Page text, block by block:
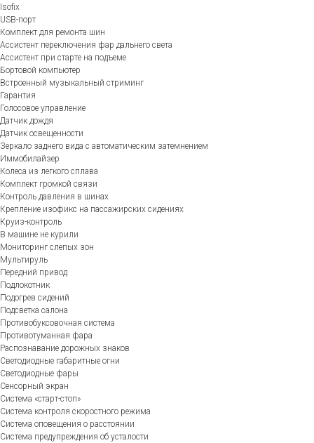
Isofix
USB-порт
Комплект для ремонта шин
Ассистент переключения фар дальнего света
Ассистент при старте на подъеме
Бортовой компьютер
Встроенный музыкальный стриминг
Гарантия
Голосовое управление
Датчик дождя
Датчик освещенности
Зеркало заднего вида с автоматическим затемнением
Иммобилайзер
Колеса из легкого сплава
Комплект громкой связи
Контроль давления в шинах
Крепление изофикс на пассажирских сидениях
Круиз-контроль
В машине не курили
Мониторинг слепых зон
Мультируль
Передний привод
Подлокотник
Подогрев сидений
Подсветка салона
Противобуксовочная система
Противотуманная фара
Распознавание дорожных знаков
Светодиодные габаритные огни
Светодиодные фары
Сенсорный экран
Система «старт-стоп»
Система контроля скоростного режима
Система оповещения о расстоянии
Система предупреждения об усталости